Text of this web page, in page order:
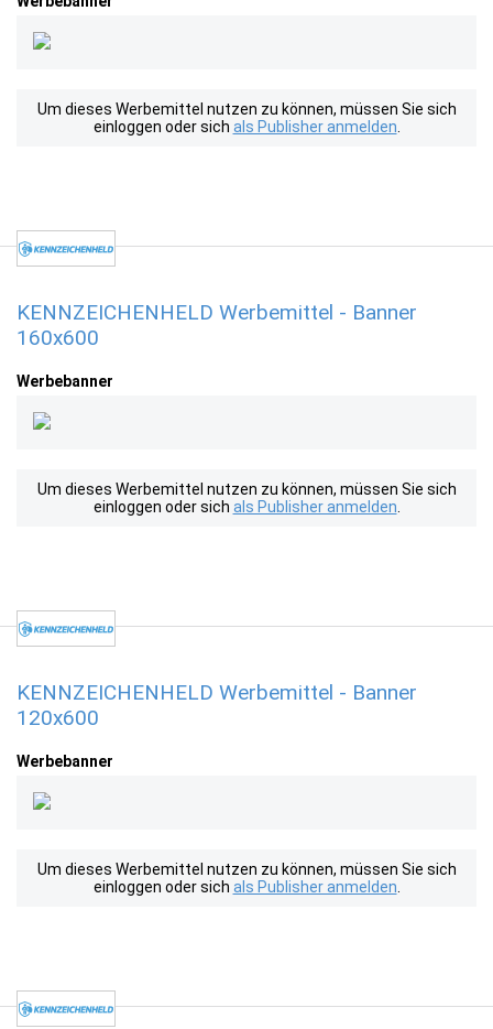
Um dieses Werbemittel nutzen zu können, müssen Sie sich
einloggen oder sich als Publisher anmelden
KENNZEICHENHELD Werbemittel - Banner
160x600
Werbebanner
Um dieses Werbemittel nutzen zu können, müssen Sie sich
einloggen oder sich als Publisher anmelden
KENNZEICHENHELD Werbemittel - Banner
120x600
Werbebanner
Um dieses Werbemittel nutzen zu können, müssen Sie sich
einloggen oder sich als Publisher anmelden